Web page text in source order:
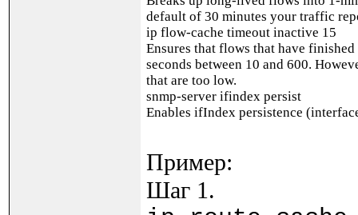
default of 30 minutes your traffic
ip flow-cache timeout inactive 15
Ensures that flows that have
seconds between 10 and 600.
that are too low.
snmp-server ifindex persist
Enables ifIndex persistence
Пример:
Шаг 1.